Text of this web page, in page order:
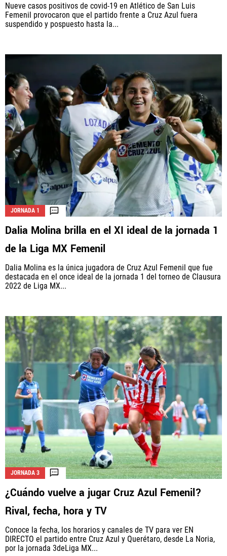
QUIENES SOMOS | STAFF | CONTACTO
Este portal es una sección especial del portal Bolavip.com
haz click aquí
Términos y Condiciones
Políticas de Privacidad
Política Editorial
Ad Choices
Vamos Azul, al igual que Futbol Sites, es una
compañía perteneciente a Better Collective. Todos
los derechos reservados.
La aceptación de una de las ofertas presentadas en esta página
puede dar lugar a un pago aVamos Azul
cómo y dónde aparecen los operadores de juego en la página y en el
orden en que aparecen, pero no influye en nuestras evaluaciones.
Nueve casos positivos de covid-19 en Atlético de San Luis
Femenil provocaron que el partido frente a Cruz Azul fuera
suspendido y pospuesto hasta la...
JORNADA 1
Dalia Molina brilla en el XI ideal de la jornada 1
de la Liga MX Femenil
Dalia Molina es la única jugadora de Cruz Azul Femenil que fue
destacada en el once ideal de la jornada 1 del torneo de Clausura
2022 de Liga MX...
JORNADA 3
¿Cuándo vuelve a jugar Cruz Azul Femenil?
Rival, fecha, hora y TV
Conoce la fecha, los horarios y canales de TV para ver EN
DIRECTO el partido entre Cruz Azul y Querétaro, desde La Noria,
por la jornada 3deLiga MX...